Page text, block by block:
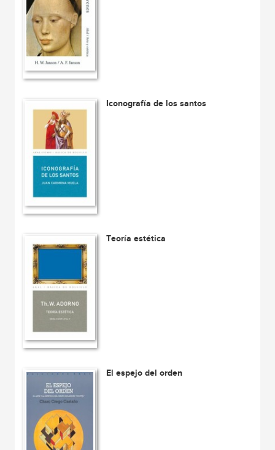
Iconografía de los santos
Teoría estética
El espejo del orden